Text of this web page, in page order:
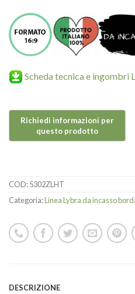
Scheda tecnica e ingombri
COD:5302ZLHT
Categoria:Linea Lybra da incasso
DESCRIZIONE